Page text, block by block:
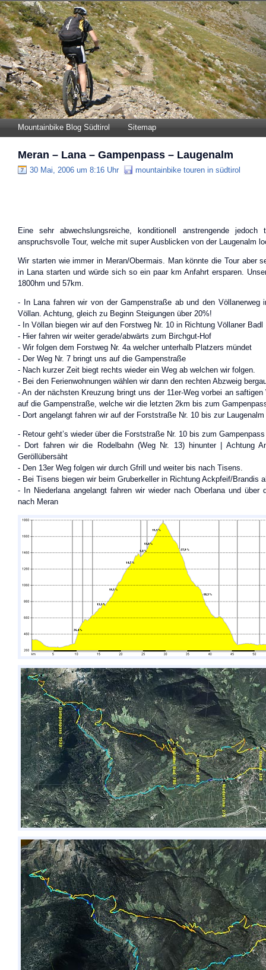
Mountainbike Blog Südtirol Sitemap
Meran – Lana – Gampenpass – Laugenalm
30 Mai, 2006 um 8:16 Uhr mountainbike touren in südtirol
Eine sehr abwechslungsreiche, konditionell anstrengende
anspruchsvolle Tour, welche mit super Ausblicken von der Laugenalm
Wir starten wie immer in Meran/Obermais. Man könnte die Tour aber
in Lana starten und würde sich so ein paar km Anfahrt ersparen.
1800hm und 57km.
- In Lana fahren wir von der Gampenstraße ab und den Völlanerweg
Völlan. Achtung, gleich zu Beginn Steigungen über 20%!
- In Völlan biegen wir auf den Forstweg Nr. 10 in Richtung Völlaner Badl
- Hier fahren wir weiter gerade/abwärts zum Birchgut-Hof
- Wir folgen dem Forstweg Nr. 4a welcher unterhalb Platzers mündet
- Der Weg Nr. 7 bringt uns auf die Gampenstraße
- Nach kurzer Zeit biegt rechts wieder ein Weg ab welchen wir folgen.
- Bei den Ferienwohnungen wählen wir dann den rechten Abzweig
- An der nächsten Kreuzung bringt uns der 11er-Weg vorbei an
auf die Gampenstraße, welche wir die letzten 2km bis zum
- Dort angelangt fahren wir auf der Forststraße Nr. 10 bis zur Laugenalm
- Retour geht’s wieder über die Forststraße Nr. 10 bis zum Gampenpass
- Dort fahren wir die Rodelbahn (Weg Nr. 13) hinunter | Achtung
Geröllübersäht
- Den 13er Weg folgen wir durch Gfrill und weiter bis nach Tisens.
- Bei Tisens biegen wir beim Gruberkeller in Richtung Ackpfeif/Brandis
- In Niederlana angelangt fahren wir wieder nach Oberlana und über
nach Meran